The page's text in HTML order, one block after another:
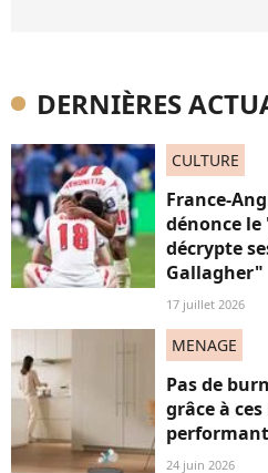
DERNIÈRES
CULTURE
France-
dénonce
décrypte
Gallagher"
17 juillet 2026
MENAGE
Pas de
grâce à
24 juin 2026